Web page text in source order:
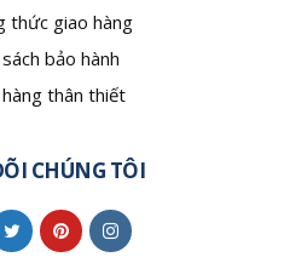
thức giao hàng
bảo hành
hàng thân thiết
CHÚNG TÔI